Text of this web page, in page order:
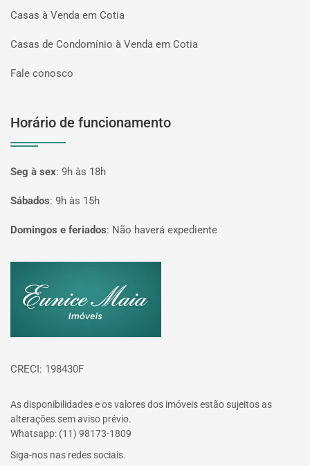
Casas à Venda em Cotia
Casas de Condomínio à Venda em Cotia
Fale conosco
Horário de funcionamento
Seg à sex: 9h às 18h
Sábados: 9h às 15h
Domingos e feriados: Não haverá expediente
CRECI: 198430F
As disponibilidades e os valores dos imóveis estão sujeitos as
alterações sem aviso prévio.
Whatsapp: (11) 98173-1809
Siga-nos nas redes sociais.